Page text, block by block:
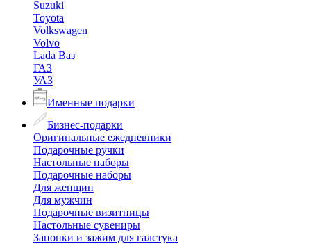
Suzuki
Toyota
Volkswagen
Volvo
Lada Ваз
ГАЗ
УАЗ
Именные подарки
Бизнес-подарки
Оригинальные ежедневники
Подарочные ручки
Настольные наборы
Подарочные наборы
Для женщин
Для мужчин
Подарочные визитницы
Настольные сувениры
Запонки и зажим для галстука